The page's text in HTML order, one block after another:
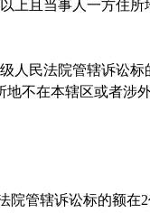
上且当事人一方住
级人民法院管辖诉讼标
地不在本辖区或者涉
管辖诉讼标的额在2